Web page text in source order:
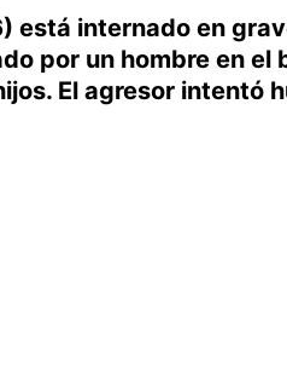
está internado en
por un hombre en el
El agresor intentó